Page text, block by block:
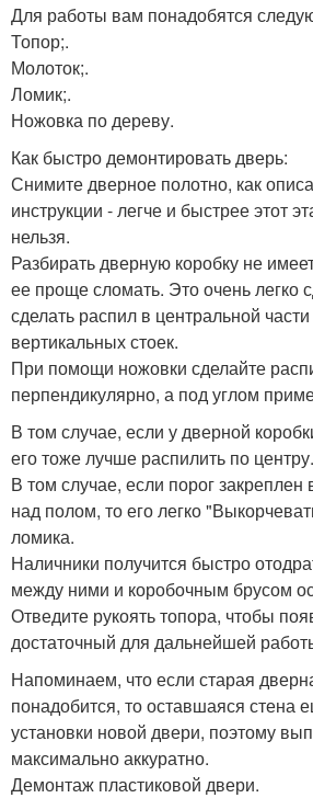
Для работы вам понадобятся
Топор;.
Молоток;.
Ломик;.
Ножовка по дереву.
Как быстро демонтировать дверь:
Снимите дверное полотно, как
инструкции - легче и быстрее этот
нельзя.
Разбирать дверную коробку не
ее проще сломать. Это очень легко
сделать распил в центральной
вертикальных стоек.
При помощи ножовки сделайте
перпендикулярно, а под углом
В том случае, если у дверной
его тоже лучше распилить по центру.
В том случае, если порог
над полом, то его легко
ломика.
Наличники получится быстро
между ними и коробочным брусом
Отведите рукоять топора, чтобы
достаточный для дальнейшей
Напоминаем, что если старая
понадобится, то оставшаяся стена
установки новой двери, поэтому
максимально аккуратно.
Демонтаж пластиковой двери.